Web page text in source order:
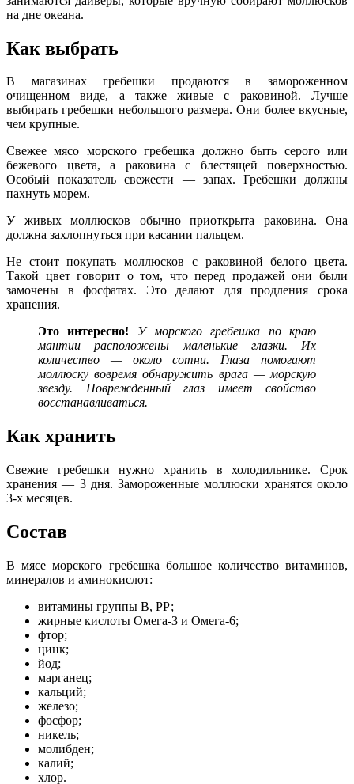
на дне океана.
Как выбрать
В магазинах гребешки продаются в замороженном
очищенном виде, а также живые с раковиной. Лучше
выбирать гребешки небольшого размера. Они более вкусные,
чем крупные.
Свежее мясо морского гребешка должно быть серого или
бежевого цвета, а раковина с блестящей поверхностью.
Особый показатель свежести — запах. Гребешки должны
пахнуть морем.
У живых моллюсков обычно приоткрыта раковина. Она
должна захлопнуться при касании пальцем.
Не стоит покупать моллюсков с раковиной белого цвета.
Такой цвет говорит о том, что перед продажей они были
замочены в фосфатах. Это делают для продления срока
хранения.
Этоинтересно!
У морского гребешка по краю
мантии расположены маленькие глазки. Их
количество — около сотни. Глаза помогают
моллюску вовремя обнаружить врага — морскую
звезду. Поврежденный глаз имеет свойство
восстанавливаться.
Как хранить
Свежие гребешки нужно хранить в холодильнике. Срок
хранения — 3 дня. Замороженные моллюски хранятся около
3-х месяцев.
Состав
В мясе морского гребешка большое количество витаминов,
минералов и аминокислот:
витамины группы В, РР;
жирные кислоты Омега-3 и Омега-6;
фтор;
цинк;
йод;
марганец;
кальций;
железо;
фосфор;
никель;
молибден;
калий;
хлор.